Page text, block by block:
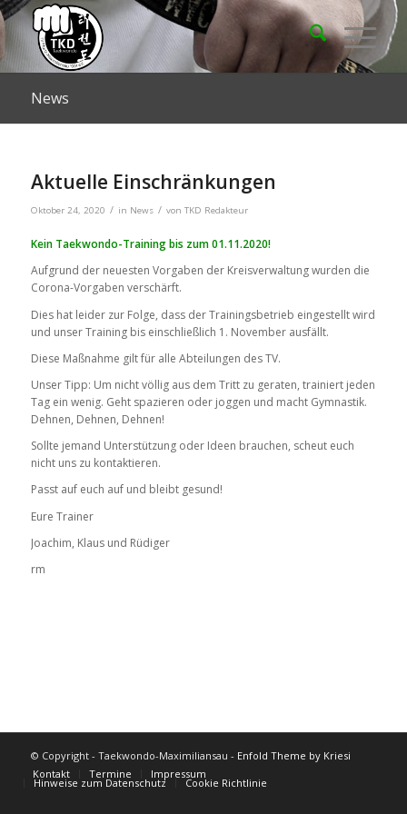
News
Aktuelle Einschränkungen
Oktober 24, 2020 / in News / von TKD Redakteur
Kein Taekwondo-Training bis zum 01.11.2020!
Aufgrund der neuesten Vorgaben der Kreisverwaltung wurden die
Corona-Vorgaben verschärft.
Dies hat leider zur Folge, dass der Trainingsbetrieb eingestellt wird
und unser Training bis einschließlich 1. November ausfällt.
Diese Maßnahme gilt für alle Abteilungen des TV.
Unser Tipp: Um nicht völlig aus dem Tritt zu geraten, trainiert jeden
Tag ein wenig. Geht spazieren oder joggen und macht Gymnastik.
Dehnen, Dehnen, Dehnen!
Sollte jemand Unterstützung oder Ideen brauchen, scheut euch
nicht uns zu kontaktieren.
Passt auf euch auf und bleibt gesund!
Eure Trainer
Joachim, Klaus und Rüdiger
rm
© Copyright - Taekwondo-Maximiliansau - Enfold Theme by Kriesi
Kontakt
Termine Impressum
Hinweise zum Datenschutz Cookie Richtlinie